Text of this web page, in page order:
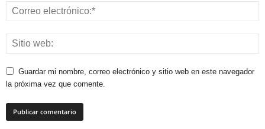
Guardar mi nombre, correo electrónico y sitio web en este navegador
la próxima vez que comente.